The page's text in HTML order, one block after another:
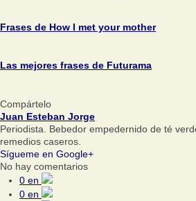
Frases de How I met your mother
Las mejores frases de Futurama
Compártelo
Juan Esteban Jorge
Periodista. Bebedor empedernido de té
remedios caseros.
Sígueme en Google+
No hay comentarios
0 en
0 en